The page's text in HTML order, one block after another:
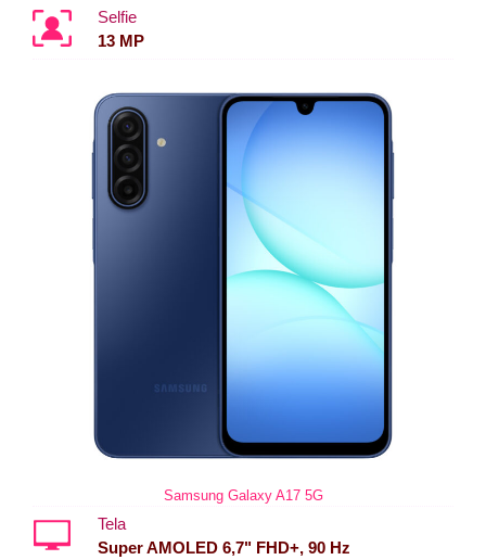
Selfie
13 MP
Samsung Galaxy A17 5G
Tela
Super AMOLED 6,7" FHD+, 90 Hz